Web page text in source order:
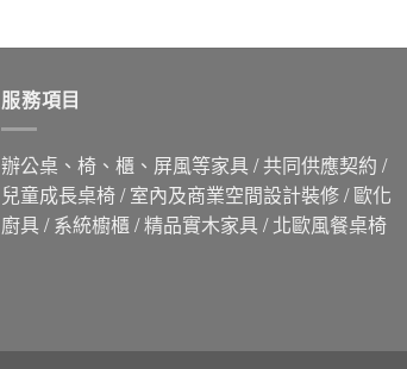
服務項目
辦公桌、椅、櫃、屏風等家具 / 共同供應契約 /
兒童成長桌椅 / 室內及商業空間設計裝修 / 歐化
廚具 / 系統櫥櫃 / 精品實木家具 / 北歐風餐桌椅